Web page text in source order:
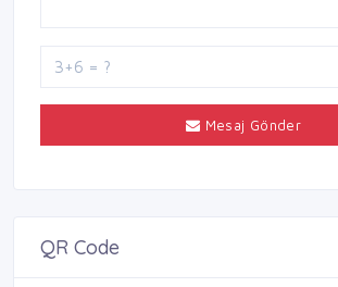
Mesaj Gönder
QR Code